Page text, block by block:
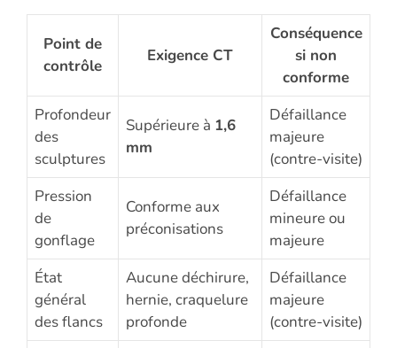
Point de
contrôle
Exigence CT
Conséquence
si non
conforme
Profondeur
des
sculptures
Supérieure à 1,6
mm
Défaillance
majeure
(contre-visite)
Pression
de
gonflage
Conforme aux
préconisations
Défaillance
mineure ou
majeure
État
général
des flancs
Aucune déchirure,
hernie, craquelure
profonde
Défaillance
majeure
(contre-visite)